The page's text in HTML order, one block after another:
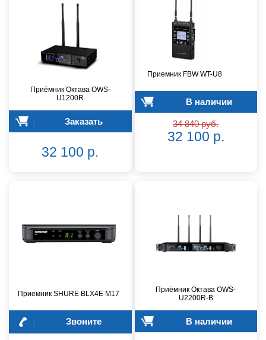
Приёмник Октава OWS-
U1200R
Заказать
32 100 р.
Приемник FBW WT-U8
В наличии
34 840 руб.
32 100 р.
Приемник SHURE BLX4E M17
Звоните
Приёмник Октава OWS-
U2200R-B
В наличии